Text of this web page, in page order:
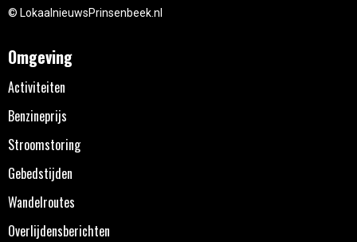
© LokaalnieuwsPrinsenbeek.nl
Omgeving
Activiteiten
Benzineprijs
Stroomstoring
Gebedstijden
Wandelroutes
Overlijdensberichten